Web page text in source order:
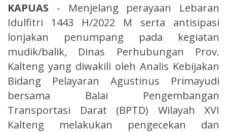
KAPUAS - Menjelang perayaan Lebaran
Idulfitri 1443 H/2022 M serta antisipasi
lonjakan penumpang pada kegiatan
mudik/balik, Dinas Perhubungan Prov.
Kalteng yang diwakili oleh Analis Kebijakan
Bidang Pelayaran Agustinus Primayudi
bersama Balai Pengembangan
Transportasi Darat (BPTD) Wilayah XVI
Kalteng melakukan pengecekan dan